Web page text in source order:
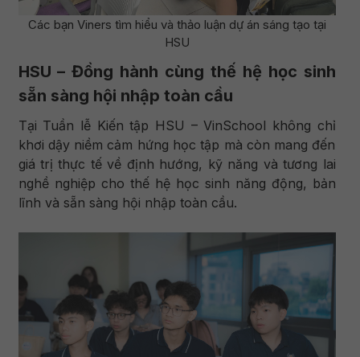
Các bạn Viners tìm hiểu và thảo luận dự án sáng tạo tại
HSU
HSU – Đồng hành cùng thế hệ học sinh
sẵn sàng hội nhập toàn cầu
Tại Tuần lễ Kiến tập HSU – VinSchool không chỉ
khơi dậy niềm cảm hứng học tập mà còn mang đến
giá trị thực tế về định hướng, kỹ năng và tương lai
nghề nghiệp cho thế hệ học sinh năng động, bản
lĩnh và sẵn sàng hội nhập toàn cầu.